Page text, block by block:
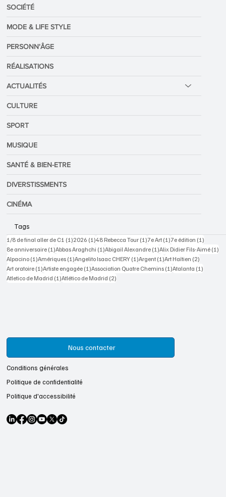
SOCIÉTÉ
MODE & LIFE STYLE
PERSONN'ÂGE
RÉALISATIONS
ACTUALITÉS
CULTURE
SPORT
MUSIQUE
SANTÉ & BIEN-ETRE
DIVERSTISSMENTS
CINÉMA
Tags
1/8 de final aller de C1 (1)1 post
2026 (1)1 post
48 Rebecca Tour (1)1 post
7e Art (1)1 post
7e édition (1)
8e anniversaire (1)1 post
Abbas Araghchi (1)1 post
Abigail Alexandre (1)1 post
Alix Didier Fils-Aimé (1)
Alpacino (1)1 post
Amériques (1)1 post
Angelito Isaac CHERY (1)1 post
Argent (1)1 post
Art Haïtien (2)
Art oratoire (1)1 post
Artiste engagée (1)1 post
Association Quatre Chemins (1)1 post
Atalanta (1)
Atletico de Madrid (1)1 post
Atlético de Madrid (2)
Nous contacter
Conditions générales
Politique de confidentialité
Politique d'accessibilité